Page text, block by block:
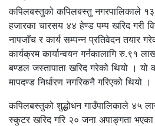
कपिलबस्तुको कपिलबस्तु नगरपालिकाले
हजारका चारसय ४४ हेण्ड पम्प खरिद गरी
नापजाँच र कार्य सम्पन्न प्रतिवेदन तयार
कार्यक्रम कार्यान्वयन गर्नकालागि रु.९१
बण्डल जस्तापाता खरिद गरेको थियो । यो
मापदण्ड निर्धारण नगरिकनै गरिएको थियो ।
कपिलबस्तुको शुद्धोधन गाउँपालिकाले ४५
स्कुटर खरिद गरि २० जना अपाङ्गता भएका